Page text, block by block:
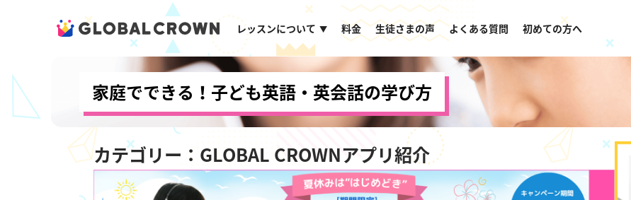
レッスンについて ▼ 料金 生徒さまの声 よくある質問 初めての方へ
家庭でできる！子ども英語・英会話の学び方
カテゴリー：GLOBAL CROWNアプリ紹介